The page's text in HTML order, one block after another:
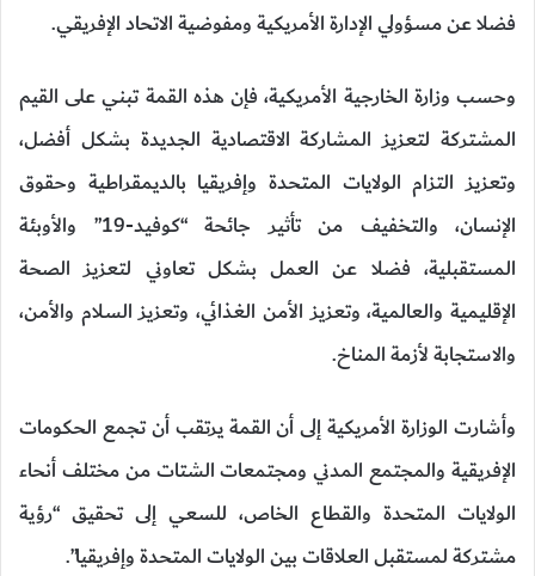
فضلا عن مسؤولي الإدارة الأمريكية ومفوضية الاتحاد الإفريقي.
وحسب وزارة الخارجية الأمريكية، فإن هذه القمة تبني على القيم
المشتركة لتعزيز المشاركة الاقتصادية الجديدة بشكل أفضل،
وتعزيز التزام الولايات المتحدة وإفريقيا بالديمقراطية وحقوق
الإنسان، والتخفيف من تأثير جائحة “كوفيد-19” والأوبئة
المستقبلية، فضلا عن العمل بشكل تعاوني لتعزيز الصحة
الإقليمية والعالمية، وتعزيز الأمن الغذائي، وتعزيز السلام والأمن،
والاستجابة لأزمة المناخ.
وأشارت الوزارة الأمريكية إلى أن القمة يرتقب أن تجمع الحكومات
الإفريقية والمجتمع المدني ومجتمعات الشتات من مختلف أنحاء
الولايات المتحدة والقطاع الخاص، للسعي إلى تحقيق “رؤية
مشتركة لمستقبل العلاقات بين الولايات المتحدة وإفريقيا”.